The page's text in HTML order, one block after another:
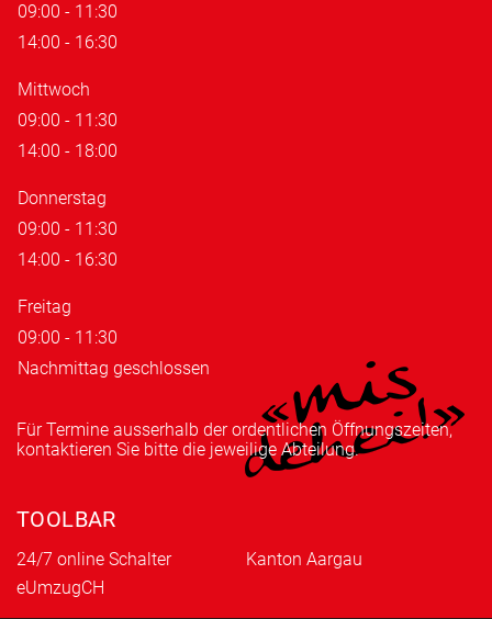
09:00 - 11:30
14:00 - 16:30
Mittwoch
09:00 - 11:30
14:00 - 18:00
Donnerstag
09:00 - 11:30
14:00 - 16:30
Freitag
09:00 - 11:30
Nachmittag geschlossen
Für Termine ausserhalb der ordentlichen Öffnungszeiten,
kontaktieren Sie bitte die jeweilige Abteilung.
TOOLBAR
24/7 online Schalter
Kanton Aargau
eUmzugCH